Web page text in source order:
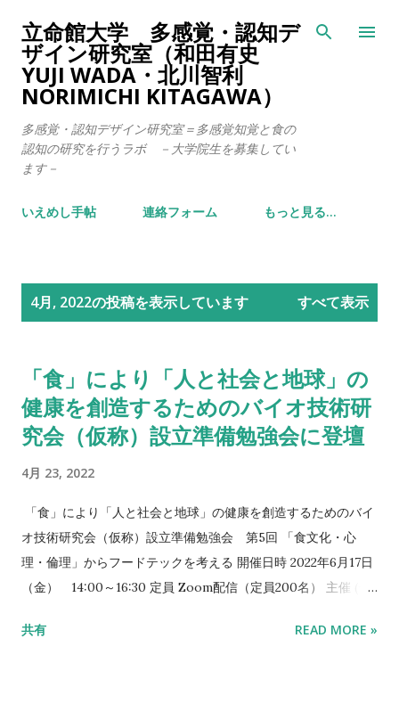
スキップしてメイン コンテンツに移動
立命館大学 多感覚・認知デ
ザイン研究室（和田有史
YUJI WADA・北川智利
NORIMICHI KITAGAWA）
多感覚・認知デザイン研究室＝多感覚知覚と食の
認知の研究を行うラボ －大学院生を募集してい
ます－
いえめし手帖 連絡フォーム もっと見る…
4月, 2022の投稿を表示しています すべて表示
「食」により「人と社会と地球」の
健康を創造するためのバイオ技術研
究会（仮称）設立準備勉強会に登壇
4月 23, 2022
「食」により「人と社会と地球」の健康を創造するためのバイ
オ技術研究会（仮称）設立準備勉強会 第5回 「食文化・心
理・倫理」からフードテックを考える 開催日時 2022年6月17日
（金） 14:00～16:30 定員 Zoom配信（定員200名） 主催 (一
定） 後援 (公社)日本農芸化学会（予定） プログラム 14：05～
共有 READ MORE »